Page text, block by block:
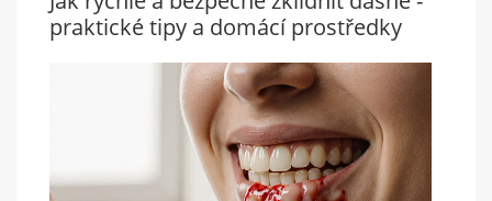
praktické tipy a domácí prostředky